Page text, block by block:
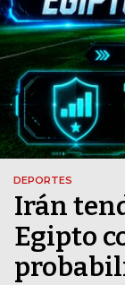
DEPORTES
Irán
Egipto